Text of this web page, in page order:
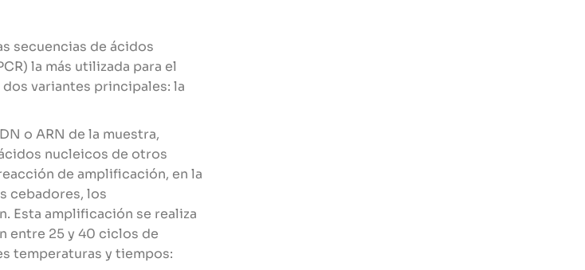
secuencias de ácidos
la más utilizada para el
variantes principales: la
o ARN de la muestra,
nucleicos de otros
de amplificación, en la
cebadores, los
Esta amplificación se realiza
entre 25 y 40 ciclos de
temperaturas y tiempos: